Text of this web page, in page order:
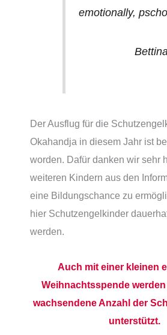
emotionally,
Der Ausflug für die
Okahandja in diesem Jahr ist
worden. Dafür danken wir sehr
weiteren Kindern aus den
eine Bildungschance zu
hier Schutzengelkinder
werden.
Auch mit einer kleinen
Weihnachtsspende
wachsendene Anzahl der
unterstützt.